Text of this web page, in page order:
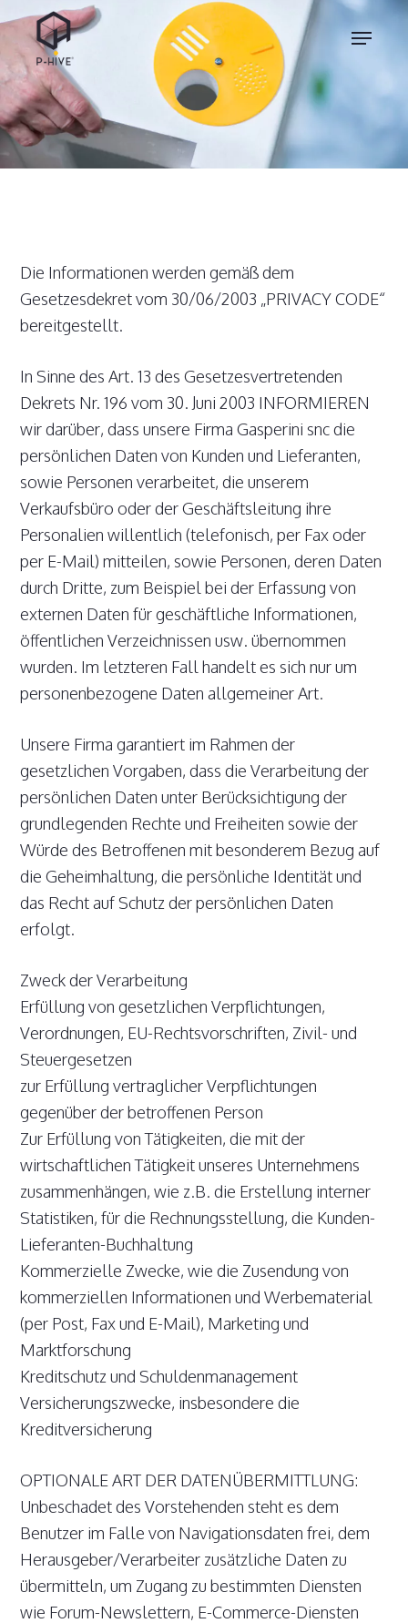
Skip
main
content
Menu
Die Informationen werden gemäß dem
Gesetzesdekret vom 30/06/2003 „PRIVACY CODE“
bereitgestellt.
In Sinne des Art. 13 des Gesetzesvertretenden
Dekrets Nr. 196 vom 30. Juni 2003 INFORMIEREN
wir darüber, dass unsere Firma Gasperini snc die
persönlichen Daten von Kunden und Lieferanten,
sowie Personen verarbeitet, die unserem
Verkaufsbüro oder der Geschäftsleitung ihre
Personalien willentlich (telefonisch, per Fax oder
per E-Mail) mitteilen, sowie Personen, deren Daten
durch Dritte, zum Beispiel bei der Erfassung von
externen Daten für geschäftliche Informationen,
öffentlichen Verzeichnissen usw. übernommen
wurden. Im letzteren Fall handelt es sich nur um
personenbezogene Daten allgemeiner Art.
Unsere Firma garantiert im Rahmen der
gesetzlichen Vorgaben, dass die Verarbeitung der
persönlichen Daten unter Berücksichtigung der
grundlegenden Rechte und Freiheiten sowie der
Würde des Betroffenen mit besonderem Bezug auf
die Geheimhaltung, die persönliche Identität und
das Recht auf Schutz der persönlichen Daten
erfolgt.
Zweck der Verarbeitung
Erfüllung von gesetzlichen Verpflichtungen,
Verordnungen, EU-Rechtsvorschriften, Zivil- und
Steuergesetzen
zur Erfüllung vertraglicher Verpflichtungen
gegenüber der betroffenen Person
Zur Erfüllung von Tätigkeiten, die mit der
wirtschaftlichen Tätigkeit unseres Unternehmens
zusammenhängen, wie z.B. die Erstellung interner
Statistiken, für die Rechnungsstellung, die Kunden-
Lieferanten-Buchhaltung
Kommerzielle Zwecke, wie die Zusendung von
kommerziellen Informationen und Werbematerial
(per Post, Fax und E-Mail), Marketing und
Marktforschung
Kreditschutz und Schuldenmanagement
Versicherungszwecke, insbesondere die
Kreditversicherung
OPTIONALE ART DER DATENÜBERMITTLUNG:
Unbeschadet des Vorstehenden steht es dem
Benutzer im Falle von Navigationsdaten frei, dem
Herausgeber/Verarbeiter zusätzliche Daten zu
übermitteln, um Zugang zu bestimmten Diensten
wie Forum-Newslettern, E-Commerce-Diensten